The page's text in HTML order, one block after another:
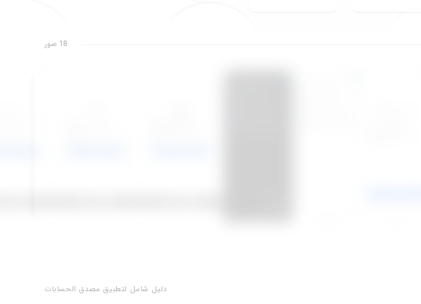
18 صور
دليل شامل لتطبيق مصدق الحسابات